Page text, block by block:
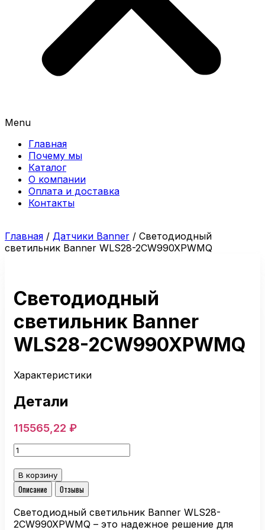
Menu
Главная
Почему мы
Каталог
О компании
Оплата и доставка
Контакты
Главная / Датчики Banner / Светодиодный
светильник Banner WLS28-2CW990XPWMQ
Светодиодный
светильник Banner
WLS28-2CW990XPWMQ
Характеристики
Детали
115565,22 ₽
Количество
товара
Светодиодный
светильник
Banner
WLS28-
2CW990XPWMQ
В корзину
Описание
Отзывы
Светодиодный светильник Banner WLS28-
2CW990XPWMQ – это надежное решение для